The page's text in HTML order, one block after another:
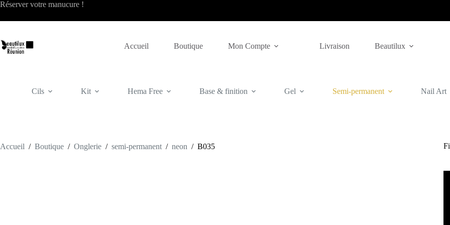
Passer
contenu
Réserver votre manucure !
Accueil Boutique Mon Compte Livraison Beautilux
Cils Kit Hema Free Base & finition Gel Semi-permanent Nail Art
Accueil / Boutique / Onglerie / semi-permanent / neon / B035